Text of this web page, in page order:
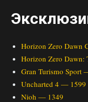
Horizon Zero Dawn
Horizon Zero
Gran Turismo Sport
Uncharted 4 — 1599
Nioh — 1349